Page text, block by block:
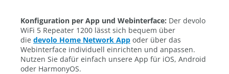
Konfiguration per App und Webinterface: Der devolo
WiFi 5 Repeater 1200 lässt sich bequem über
die devolo Home Network App oder über das
Webinterface individuell einrichten und anpassen.
Nutzen Sie dafür einfach unsere App für iOS, Android
oder HarmonyOS.